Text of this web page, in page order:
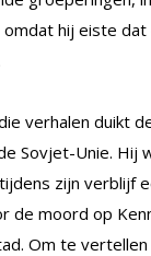
hij eiste
verhalen duikt
Sovjet-Unie. Hij
zijn verblijf
de moord op
Om te